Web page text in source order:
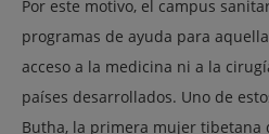
Por este motivo, el campus
programas de ayuda para
acceso a la medicina ni a la
países desarrollados. Uno de
Butha, la primera mujer tibetana